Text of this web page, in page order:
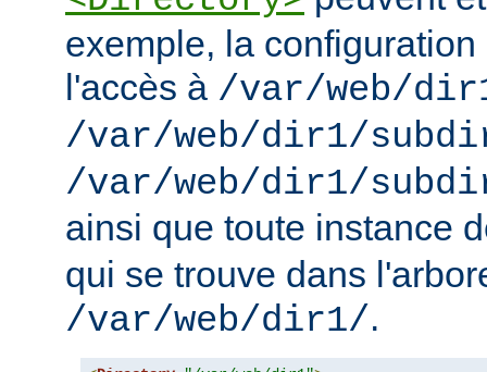
exemple, la
l'accès à /var/web/
/var/web/dir1/
/var/web/dir1/
ainsi que toute instance
qui se trouve dans
/var/web/dir1/.